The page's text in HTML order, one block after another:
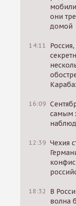
они
домой
14:11
16:09
самым
12:39 Чехия
18:32
В
волна